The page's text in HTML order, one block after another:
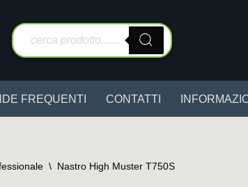
FREQUENTI CONTATTI
\ Nastro High Muster T750S